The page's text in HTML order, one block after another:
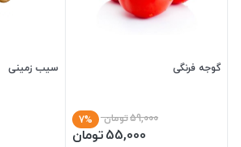
گوجه فرنگی
59,000تومان 7%
55,000تومان
سیب زمینی